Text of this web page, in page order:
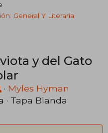
General Y Literaria
y del Gato
· Myles Hyman
· Tapa Blanda